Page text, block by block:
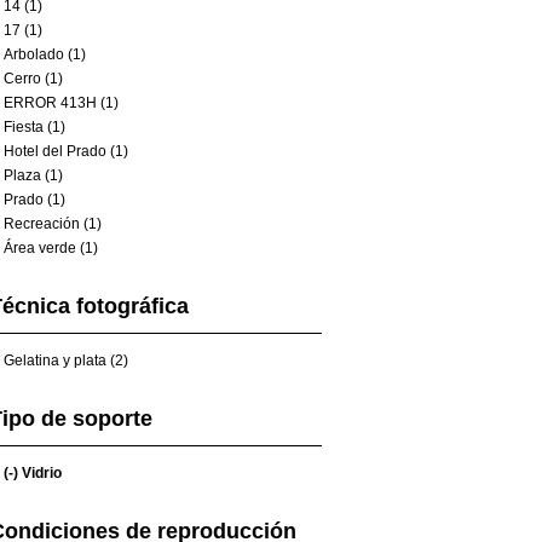
14 (1)
17 (1)
Arbolado (1)
Cerro (1)
ERROR 413H (1)
Fiesta (1)
Hotel del Prado (1)
Plaza (1)
Prado (1)
Recreación (1)
Área verde (1)
fotográfica
Gelatina y plata (2)
de soporte
(-) Vidrio
de reproducción